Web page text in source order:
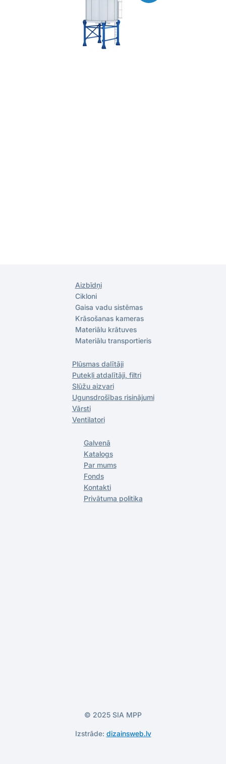
© 2025 SIA MPP
Aizbīdņi
Cikloni
Gaisa vadu sistēmas
Krāsošanas kameras
Materiālu krātuves
Materiālu transportieris
Plūsmas dalītāji
Putekļi atdalītāji, filtri
Slūžu aizvari
Ugunsdrošības risinājumi
Vārsti
Ventilatori
Galvenā
Katalogs
Par mums
Fonds
Kontakti
Privātuma politika
Izstrāde: dizainsweb.lv